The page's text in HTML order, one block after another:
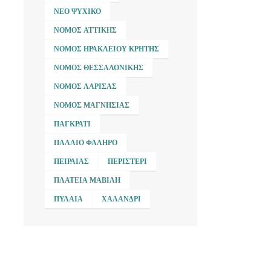
ΝΈΟ ΨΥΧΙΚΌ
ΝΟΜΌΣ ΑΤΤΙΚΉΣ
ΝΟΜΌΣ ΗΡΑΚΛΕΊΟΥ ΚΡΉΤΗΣ
ΝΟΜΌΣ ΘΕΣΣΑΛΟΝΊΚΗΣ
ΝΟΜΌΣ ΛΆΡΙΣΑΣ
ΝΟΜΌΣ ΜΑΓΝΗΣΊΑΣ
ΠΑΓΚΡΆΤΙ
ΠΑΛΑΙΌ ΦΆΛΗΡΟ
ΠΕΙΡΑΙΆΣ ΠΕΡΙΣΤΈΡΙ
ΠΛΑΤΕΊΑ ΜΑΒΊΛΗ
ΠΥΛΑΊΑ ΧΑΛΆΝΔΡΙ